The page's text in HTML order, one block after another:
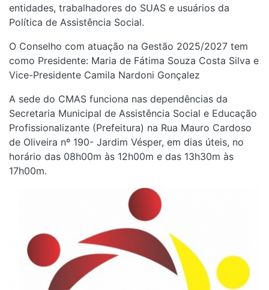
entidades, trabalhadores do SUAS e usuários da
Política de Assistência Social.
O Conselho com atuação na Gestão 2025/2027 tem
como Presidente: Maria de Fátima Souza Costa Silva e
Vice-Presidente Camila Nardoni Gonçalez
A sede do CMAS funciona nas dependências da
Secretaria Municipal de Assistência Social e Educação
Profissionalizante (Prefeitura) na Rua Mauro Cardoso
de Oliveira nº 190- Jardim Vésper, em dias úteis, no
horário das 08h00m às 12h00m e das 13h30m às
17h00m.